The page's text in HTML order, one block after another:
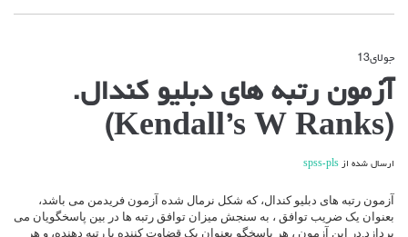
جولای13
آزمون
رتبه
های
دبلیو
(Kendall’s
Ranks)
آزمون رتبه های دبلیو کندال.
(Kendall’s W Ranks)
ارسال شده از spss-pls
آزمون رتبه های دبلیو کندال، که شکل نرمال شده آزمون فریدمن می باشد،
بعنوان یک ضریب توافق ، به سنجش میزان توافق رتبه ها در بین پاسخگویان می
پردازد.در این آزمون ، هر پاسخگو بعنوان یک قضاوت کننده یا رتبه دهنده، و هر